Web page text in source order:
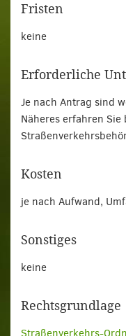
Fristen
keine
Erforderliche
Je nach Antrag sind
Näheres erfahren
Kosten
je nach Aufwand,
Sonstiges
keine
Rechtsgrundlage
Straßenverkehrs-